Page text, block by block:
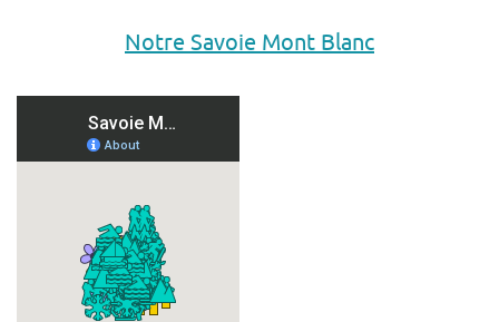
Notre Savoie Mont Blanc